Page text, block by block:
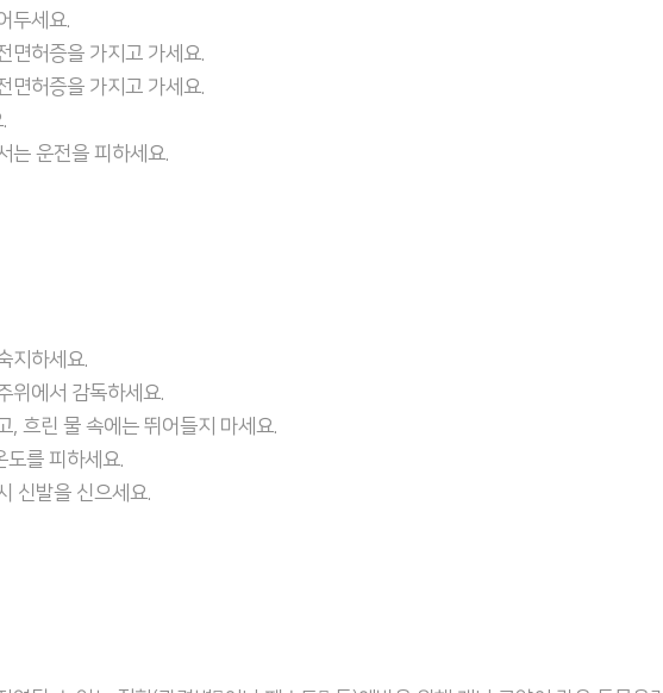
두세요.
면허증을 가지고 가세요.
면허증을 가지고 가세요.
는 운전을 피하세요.
지하세요.
위에서 감독하세요.
, 흐린 물 속에는 뛰어들지 마세요.
도를 피하세요.
신발을 신으세요.